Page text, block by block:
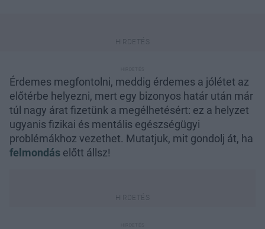
Érdemes megfontolni, meddig érdemes a jólétet az
előtérbe helyezni, mert egy bizonyos határ után már
túl nagy árat fizetünk a megélhetésért: ez a helyzet
ugyanis fizikai és mentális egészségügyi
problémákhoz vezethet. Mutatjuk, mit gondolj át, ha
felmondás előtt állsz!